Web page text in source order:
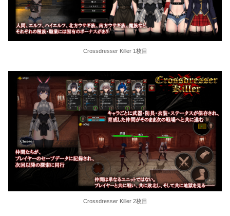
Crossdresser Killer 1枚目
Crossdresser Killer 2枚目